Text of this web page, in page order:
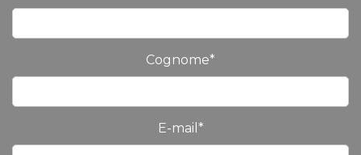
Cognome*
E-mail *